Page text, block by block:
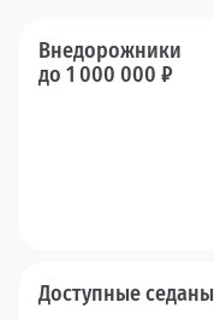
Внедорожники
до 1 000 000 ₽
Доступные седаны